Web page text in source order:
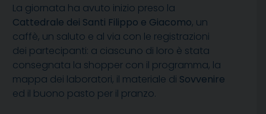
La giornata ha avuto inizio preso la
Cattedrale dei Santi Filippo e Giacomo, un
caffè, un saluto e al via con le registrazioni
dei partecipanti: a ciascuno di loro è stata
consegnata la shopper con il programma, la
mappa dei laboratori, il materiale di Sovvenire
ed il buono pasto per il pranzo.